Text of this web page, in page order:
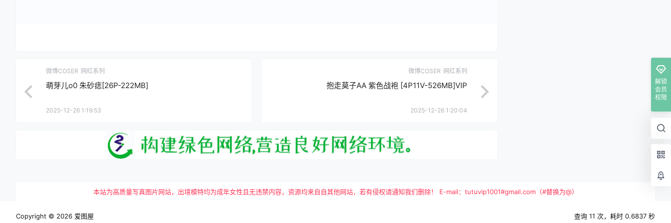
微博COSER 网红系列
萌芽儿o0 朱砂痣[26P-222MB]
2025-12-26 1:19:53
微博COSER 网红系列
抱走莫子AA 紫色战袍 [4P11V-526MB]VIP
2025-12-26 1:20:04
解锁
会员
权限
本站为高质量写真图片网站，出境模特均为成年女性且无违禁内容，资源均来自自其他网站，若有侵权请通知我们删除！ E-mail：tutuvip1001#gmail.com（#替换为@）
Copyright © 2026 爱图屋 查询 11 次，耗时 0.6837 秒